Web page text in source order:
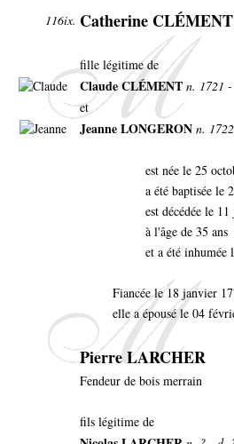
116ix. Catherine CLÉMENT
fille légitime de
Claude CLÉMENT n. 1721
et
Jeanne LONGERON n.
est née le 25
a été baptisée le
est décédée le
à l'âge de 35 ans
et a été
Fiancée le 18 janvier
elle a épousé le 04
Pierre LARCHER
Fendeur de bois merrain
fils légitime de